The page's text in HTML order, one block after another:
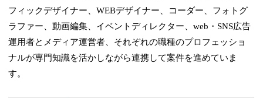
フィックデザイナー、WEBデザイナー、コーダー、フォトグ
ラファー、動画編集、イベントディレクター、web・SNS広告
運用者とメディア運営者、それぞれの職種のプロフェッショ
ナルが専門知識を活かしながら連携して案件を進めていま
す。